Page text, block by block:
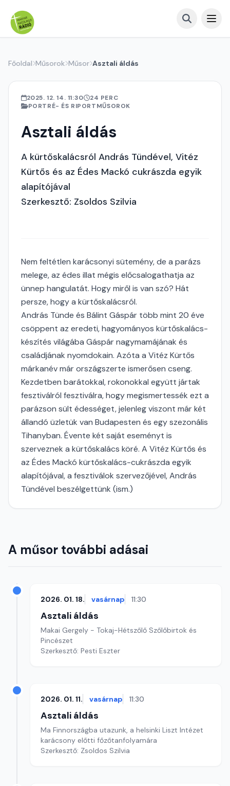
Főoldal Műsorok Műsor Asztali áldás
2025. 12. 14. 11:30
24 PERC
PORTRÉ- ÉS RIPORTMŰSOROK
Asztali áldás
A kürtőskalácsról András Tündével, Vitéz
Kürtős és az Édes Mackó cukrászda egyik
alapítójával
Szerkesztő: Zsoldos Szilvia
Nem feltétlen karácsonyi sütemény, de a parázs
melege, az édes illat mégis előcsalogathatja az
ünnep hangulatát. Hogy miről is van szó? Hát
persze, hogy a kürtőskalácsról.
András Tünde és Bálint Gáspár több mint 20 éve
csöppent az eredeti, hagyományos kürtőskalács-
készítés világába Gáspár nagymamájának és
családjának nyomdokain. Azóta a Vitéz Kürtős
márkanév már országszerte ismerősen cseng.
Kezdetben barátokkal, rokonokkal együtt jártak
fesztiválról fesztiválra, hogy megismertessék ezt a
parázson sült édességet, jelenleg viszont már két
állandó üzletük van Budapesten és egy szezonális
Tihanyban. Évente két saját eseményt is
szerveznek a kürtőskalács köré. A Vitéz Kürtős és
az Édes Mackó kürtőskalács-cukrászda egyik
alapítójával, a fesztiválok szervezőjével, András
Tündével beszélgettünk (ism.)
A műsor további adásai
2026. 01. 18. vasárnap 11:30
Asztali áldás
Makai Gergely - Tokaj-Hétszőlő Szőlőbirtok és
Pincészet
Szerkesztő: Pesti Eszter
2026. 01. 11. vasárnap 11:30
Asztali áldás
Ma Finnországba utazunk, a helsinki Liszt Intézet
karácsony előtti főzőtanfolyamára
Szerkesztő: Zsoldos Szilvia